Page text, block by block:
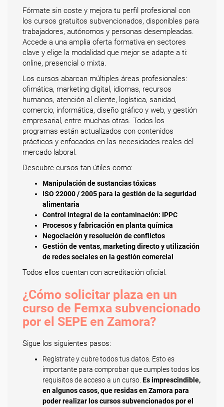
Fórmate sin coste y mejora tu perfil profesional con
los cursos gratuitos subvencionados, disponibles para
trabajadores, autónomos y personas desempleadas.
Accede a una amplia oferta formativa en sectores
clave y elige la modalidad que mejor se adapte a ti:
online, presencial o mixta.
Los cursos abarcan múltiples áreas profesionales:
ofimática, marketing digital, idiomas, recursos
humanos, atención al cliente, logística, sanidad,
comercio, informática, diseño gráfico y web, y gestión
empresarial, entre muchas otras. Todos los
programas están actualizados con contenidos
prácticos y enfocados en las necesidades reales del
mercado laboral.
Descubre cursos tan útiles como:
Manipulación de sustancias tóxicas
ISO 22000 / 2005 para la gestión de la seguridad
alimentaria
Control integral de la contaminación: IPPC
Procesos y fabricación en planta química
Negociación y resolución de conflictos
Gestión de ventas, marketing directo y utilización
de redes sociales en la gestión comercial
Todos ellos cuentan con acreditación oficial.
¿Cómo solicitar plaza en un
curso de Femxa subvencionado
por el SEPE en Zamora?
Sigue los siguientes pasos:
Regístrate y cubre todos tus datos. Esto es
importante para comprobar que cumples todos los
requisitos de acceso a un curso. Es imprescindible,
en algunos casos, que residas en Zamora para
poder realizar los cursos subvencionados por el